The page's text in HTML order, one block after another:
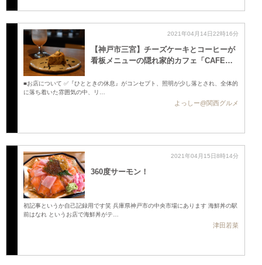
2021年04月14日22時16分
【神戸市三宮】チーズケーキとコーヒーが
看板メニューの隠れ家的カフェ「CAFE…
■お店について ✅『ひとときの休息』がコンセプト、照明が少し落とされ、全体的
に落ち着いた雰囲気の中、リ…
よっしー@関西グルメ
2021年04月15日8時14分
360度サーモン！
初記事というか自己記録用です笑 兵庫県神戸市の中央市場にあります 海鮮丼の駅
前はなれ というお店で海鮮丼がテ…
津田若菜